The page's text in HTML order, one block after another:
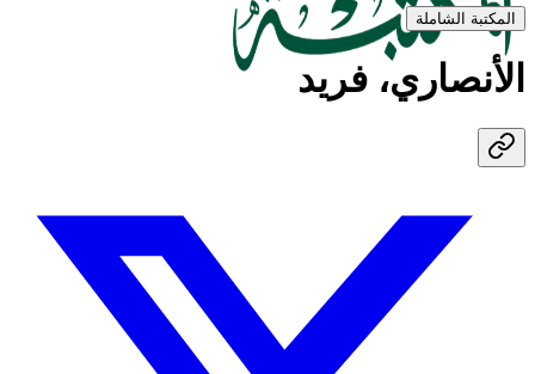
المكتبة الشاملة
الأنصاري، فريد